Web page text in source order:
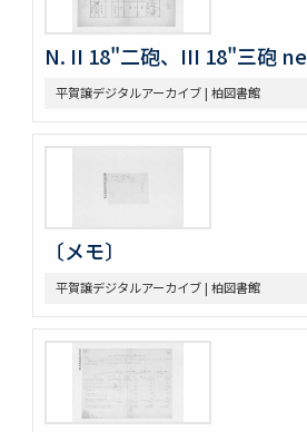
N. II 18"二砲、III 18"三砲
平賀譲デジタルアーカイブ | 柏図書館
〔メモ〕
平賀譲デジタルアーカイブ | 柏図書館